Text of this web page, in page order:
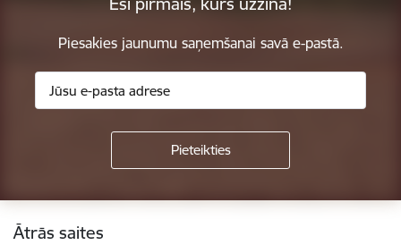
Piesakies jaunumu saņemšanai savā e-pastā.
Kājene
Ātrās saites